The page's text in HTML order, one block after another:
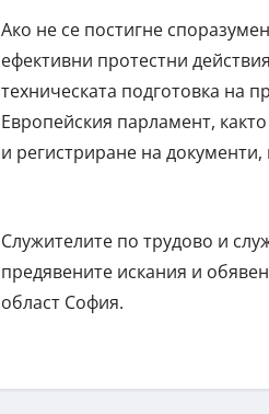
Ако не се постигне
ефективни протестни
техническата подготовка на
Европейския парламент,
и регистриране на
Служителите по трудово и
предявените искания и
област София.